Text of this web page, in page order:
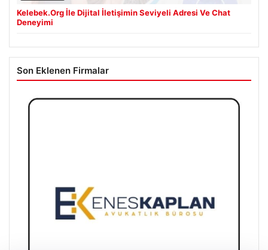
Kelebek.Org İle Dijital İletişimin Seviyeli Adresi Ve Chat
Deneyimi
Son Eklenen Firmalar